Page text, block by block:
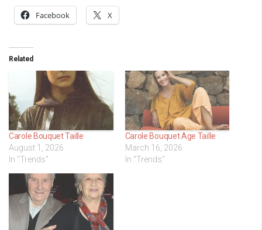
Facebook X
Related
Carole Bouquet Taille
August 1, 2026
In "Trends"
Carole Bouquet Age Taille
March 16, 2026
In "Trends"